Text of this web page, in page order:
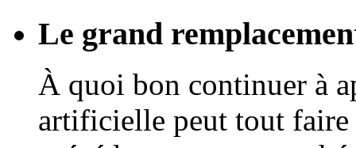
Le grand
À quoi bon continuer à
artificielle peut tout faire